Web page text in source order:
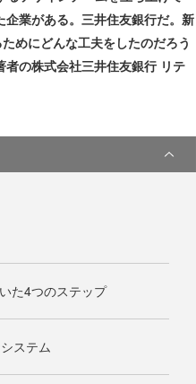
業がある。三井住友銀行だ。新
めにどんな工夫をしたのだろう
の株式会社三井住友銀行 リテ
た4つのステップ
ステム